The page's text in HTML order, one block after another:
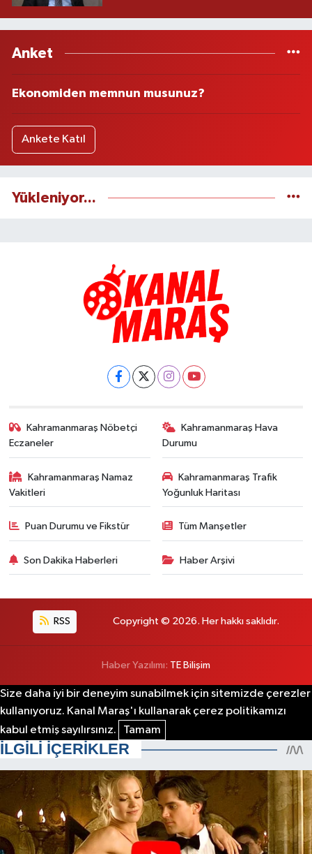
Anket
Ekonomiden memnun musunuz?
Ankete Katıl
Yükleniyor...
Kahramanmaraş Nöbetçi
Eczaneler
Kahramanmaraş Hava
Durumu
Kahramanmaraş Namaz
Vakitleri
Kahramanmaraş Trafik
Yoğunluk Haritası
Puan Durumu ve Fikstür Tüm Manşetler
Son Dakika Haberleri Haber Arşivi
RSS Copyright © 2026. Her hakkı saklıdır.
Haber Yazılımı: TE Bilişim
Size daha iyi bir deneyim sunabilmek için sitemizde çerezler
kullanıyoruz. Kanal Maraş'ı kullanarak çerez politikamızı
kabul etmiş sayılırsınız.
Tamam